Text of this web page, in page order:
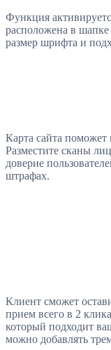
Функция
расположена в шапке
размер шрифта и
Карта сайта поможет
Разместите сканы
доверие
штрафах.
Клиент сможет
прием всего в 2
который подходит
можно добавлять